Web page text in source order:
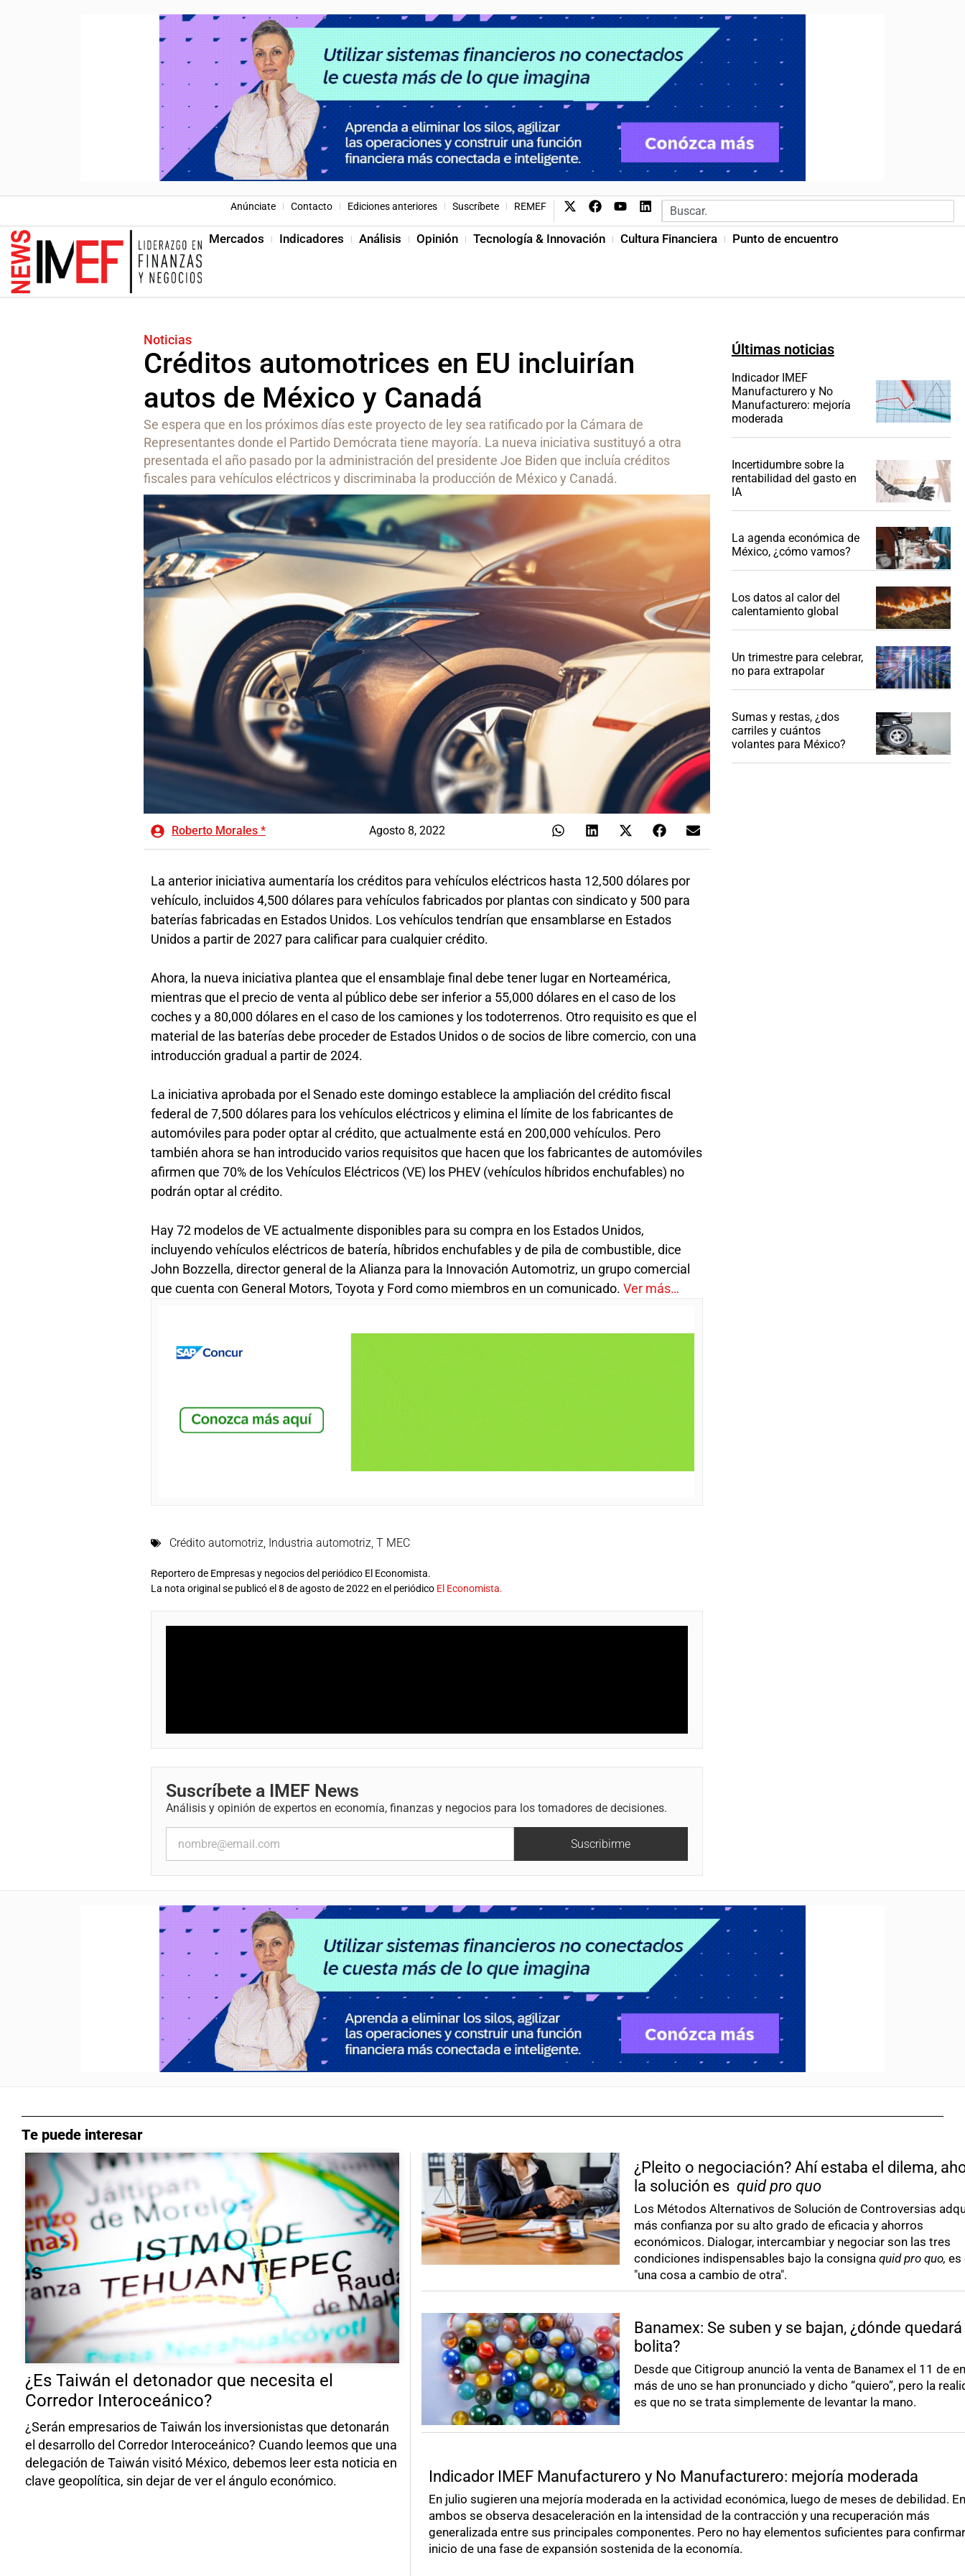
Anúnciate Contacto Ediciones anteriores Suscríbete REMEF
Mercados Indicadores Análisis Opinión Tecnología & Innovación Cultura Financiera Punto de encuentro
Noticias
Créditos automotrices en EU incluirían
autos de México y Canadá
Se espera que en los próximos días este proyecto de ley sea ratificado por la Cámara de
Representantes donde el Partido Demócrata tiene mayoría. La nueva iniciativa sustituyó a otra
presentada el año pasado por la administración del presidente Joe Biden que incluía créditos
fiscales para vehículos eléctricos y discriminaba la producción de México y Canadá.
Roberto Morales * Agosto 8, 2022
La anterior iniciativa aumentaría los créditos para vehículos eléctricos hasta 12,500 dólares por
vehículo, incluidos 4,500 dólares para vehículos fabricados por plantas con sindicato y 500 para
baterías fabricadas en Estados Unidos. Los vehículos tendrían que ensamblarse en Estados
Unidos a partir de 2027 para calificar para cualquier crédito.
Ahora, la nueva iniciativa plantea que el ensamblaje final debe tener lugar en Norteamérica,
mientras que el precio de venta al público debe ser inferior a 55,000 dólares en el caso de los
coches y a 80,000 dólares en el caso de los camiones y los todoterrenos. Otro requisito es que el
material de las baterías debe proceder de Estados Unidos o de socios de libre comercio, con una
introducción gradual a partir de 2024.
La iniciativa aprobada por el Senado este domingo establece la ampliación del crédito fiscal
federal de 7,500 dólares para los vehículos eléctricos y elimina el límite de los fabricantes de
automóviles para poder optar al crédito, que actualmente está en 200,000 vehículos. Pero
también ahora se han introducido varios requisitos que hacen que los fabricantes de automóviles
afirmen que 70% de los Vehículos Eléctricos (VE) los PHEV (vehículos híbridos enchufables) no
podrán optar al crédito.
Hay 72 modelos de VE actualmente disponibles para su compra en los Estados Unidos,
incluyendo vehículos eléctricos de batería, híbridos enchufables y de pila de combustible, dice
John Bozzella, director general de la Alianza para la Innovación Automotriz, un grupo comercial
que cuenta con General Motors, Toyota y Ford como miembros en un comunicado.Ver más…
Crédito automotriz, Industria automotriz,T MEC
Reportero de Empresas y negocios del periódico El Economista.
La nota original se publicó el 8 de agosto de 2022 en el periódico El Economista.
Suscríbete a IMEF News
Análisis y opinión de expertos en economía, finanzas y negocios para los tomadores de decisiones.
Suscribirme
Últimas noticias
Indicador IMEF
Manufacturero y No
Manufacturero: mejoría
moderada
Incertidumbre sobre la
rentabilidad del gasto en
IA
La agenda económica de
México, ¿cómo vamos?
Los datos al calor del
calentamiento global
Un trimestre para celebrar,
no para extrapolar
Sumas y restas, ¿dos
carriles y cuántos
volantes para México?
Te puede interesar
¿Es Taiwán el detonador que necesita el
Corredor Interoceánico?
¿Serán empresarios de Taiwán los inversionistas que detonarán
el desarrollo del Corredor Interoceánico? Cuando leemos que una
delegación de Taiwán visitó México, debemos leer esta noticia en
clave geopolítica, sin dejar de ver el ángulo económico.
¿Pleito o negociación? Ahí estaba el dilema,
la solución es quid pro quo
Los Métodos Alternativos de Solución de Controversias
más confianza por su alto grado de eficacia y ahorros
económicos. Dialogar, intercambiar y negociar son las tres
condiciones indispensables bajo la consignaquid pro quo,es
"una cosa a cambio de otra".
Banamex: Se suben y se bajan, ¿dónde
bolita?
Desde que Citigroup anunció la venta de Banamex el 11 de
más de uno se han pronunciado y dicho “quiero”, pero la
es que no se trata simplemente de levantar la mano.
Indicador IMEF Manufacturero y No Manufacturero: mejoría moderada
En julio sugieren una mejoría moderada en la actividad económica, luego de meses de debilidad. En
ambos se observa desaceleración en la intensidad de la contracción y una recuperación más
generalizada entre sus principales componentes. Pero no hay elementos suficientes para
inicio de una fase de expansión sostenida de la economía.